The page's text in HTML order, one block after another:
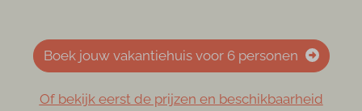
Boek jouw vakantiehuis voor 6 personen
Of bekijk eerst de prijzen en beschikbaarheid